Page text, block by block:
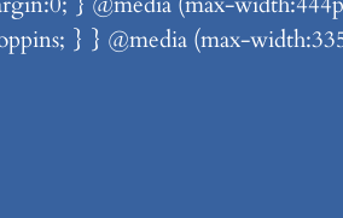
} } @media (max-